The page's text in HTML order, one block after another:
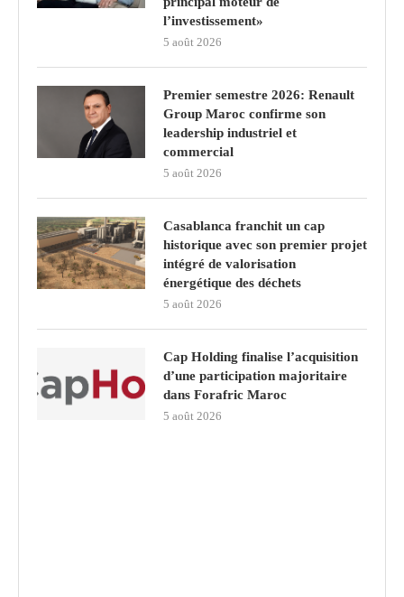
l’investissement»
5 août 2026
Premier semestre 2026: Renault
Group Maroc confirme son
leadership industriel et
commercial
5 août 2026
Casablanca franchit un cap
historique avec son premier projet
intégré de valorisation
énergétique des déchets
5 août 2026
Cap Holding finalise l’acquisition
d’une participation majoritaire
dans Forafric Maroc
5 août 2026